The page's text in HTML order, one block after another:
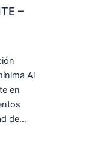
–
Al
en
de…